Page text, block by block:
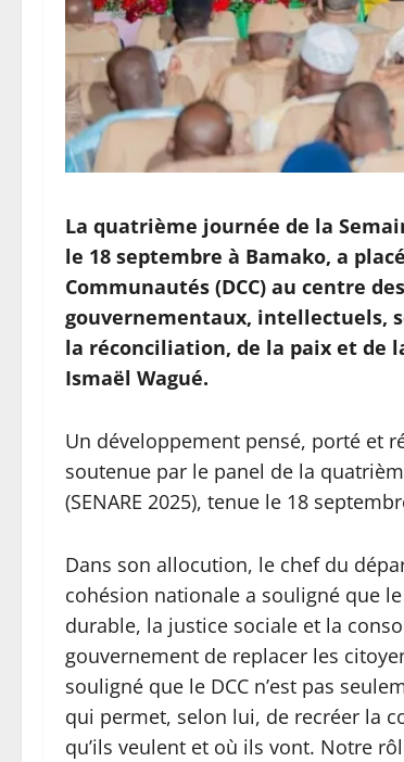
La quatrième journée de la
le 18 septembre à Bamako, a
Communautés (DCC) au centre
gouvernementaux, intellectuels,
la réconciliation, de la paix et de
Ismaël Wagué.
Un développement pensé, porté et
soutenue par le panel de la
(SENARE 2025), tenue le 18
Dans son allocution, le chef du
cohésion nationale a souligné que
durable, la justice sociale et la
gouvernement de replacer les
souligné que le DCC n’est pas
qui permet, selon lui, de recréer la
qu’ils veulent et où ils vont. Notre